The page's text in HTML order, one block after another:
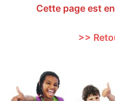
Cette page est
>>